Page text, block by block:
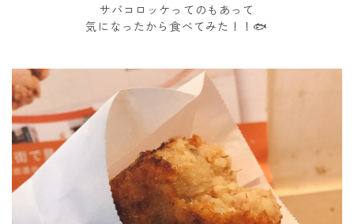
サバコロッケってのもあって
気になったから食べてみた！！🐟